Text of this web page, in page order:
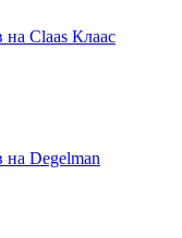
на Claas Клаас
на Degelman